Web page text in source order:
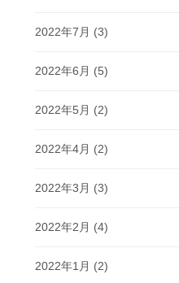
2022年7月 (3)
2022年6月 (5)
2022年5月 (2)
2022年4月 (2)
2022年3月 (3)
2022年2月 (4)
2022年1月 (2)